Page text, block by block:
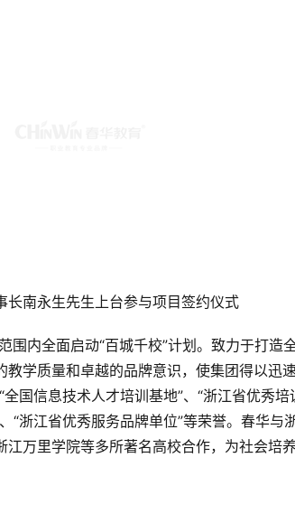
长南永生先生上台参与项目签约仪式
围内全面启动“百城千校”计划。致力于打
教学质量和卓越的品牌意识，使集团得以迅
全国信息技术人才培训基地”、“浙江省优秀
“浙江省优秀服务品牌单位”等荣誉。春华
万里学院等多所著名高校合作，为社会培